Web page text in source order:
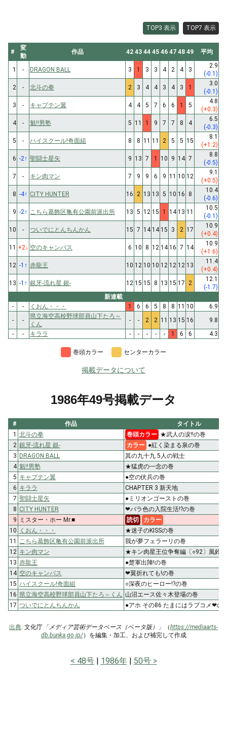
TOP3 表示 TOP7 表示
#
変
動
作品 42 43 44 45 46 47 48 49 平均
1 - DRAGON BALL 3 1 3 3 4 2 4 3
2.9
(-0.1)
2
- 北斗の拳 2 3 4 4 3 4 3 1
3.0
(-0.1)
3
- キャプテン翼 4 4 5 7 6 6 1 5
4.8
(+0.3)
4
- 魁!!男塾 5 11 1 9 7 7 8 4
6.5
(-0.3)
5
- ハイスクール!奇面組 8 8 11 11 2 5 5 15
8.1
(+1.2)
6 -2↑ 聖闘士星矢 9 13 7 1 10 9 14 7
8.8
(-0.5)
7
- キン肉マン 7 9 9 6 9 11 10 12
9.1
(+0.5)
8 -4↑ CITY HUNTER 16 2 13 13 5 10 16 8
10.4
(-0.6)
9 -2↑ こちら葛飾区亀有公園前派出所 13 5 12 15 1 14 13 11
10.5
(-0.1)
10
- ついでにとんちんかん 15 7 14 14 15 3 2 17
10.9
(+0.4)
11 +2↓ 空のキャンバス 6 10 8 12 14 16 7 14
10.9
(+1.6)
12 -1 ↑ 赤龍王 10 12 10 10 12 12 12 13
11.4
(+0.4)
13 -1 ↑ 銀牙-流れ星 銀- 12 15 15 8 13 15 17 2
12.1
(-1.7)
新連載
-
- くおん・・・ 1 6 6 5 8 8 11 10
6.9
-
-
県立海空高校野球部員山下たろ～
くん
- - 2 2 11 13 15 16
9.8
-
- キララ - - - - - 1 6 6 4.3
巻頭カラー センターカラー
掲載データについて
1986年49号掲載データ
# 作品
タイトル
1 北斗の拳 巻頭カラー ★武人の涙!!の巻
2 銀牙-流れ星 銀- カラー ●紅く染まる泉の巻
3 DRAGON BALL
其の九十九 5人の戦士
4 魁!!男塾
★猛虎の一念の巻
5 キャプテン翼
●空の伏兵の巻
6 キララ
CHAPTER 3 新天地
7 聖闘士星矢
●ミリオンゴーストの巻
8 CITY HUNTER
❤バラ色の入院生活!?の巻
9
ミスター・ホー Mr.■ 読切
カラー
10
くおん・・・
★迷子のKISSの巻
11
こちら葛飾区亀有公園前派出所
我が夢フェラーリの巻
12 キン肉マン
★キン肉星王位争奪編〔○92〕風鈴
13 赤龍王
●楚軍出陣!の巻
14 空のキャンバス
❤翼折れても!の巻
15 ハイスクール!奇面組
○深夜のヒーロー!?の巻
16 県立海空高校野球部員山下たろ～くん 山沼エース佐々木登場の巻
17 ついでにとんちんかん ●アホ その86 たまにはラブコメ❤の
出典: 文化庁 「メディア芸術データベース（ベータ版）」 （https://mediaarts-
db.bunka.go.jp/）を編集・加工、および補完して作成
48号 1986年 50号